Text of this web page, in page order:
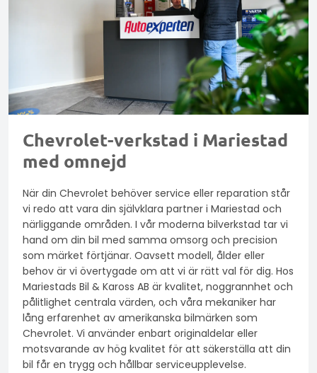
Chevrolet-verkstad i Mariestad
med omnejd
När din Chevrolet behöver service eller reparation står
vi redo att vara din självklara partner i Mariestad och
närliggande områden. I vår moderna bilverkstad tar vi
hand om din bil med samma omsorg och precision
som märket förtjänar. Oavsett modell, ålder eller
behov är vi övertygade om att vi är rätt val för dig. Hos
Mariestads Bil & Kaross AB är kvalitet, noggrannhet och
pålitlighet centrala värden, och våra mekaniker har
lång erfarenhet av amerikanska bilmärken som
Chevrolet. Vi använder enbart originaldelar eller
motsvarande av hög kvalitet för att säkerställa att din
bil får en trygg och hållbar serviceupplevelse.